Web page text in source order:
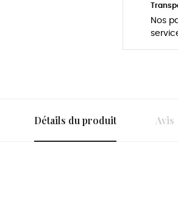
Nos
Détails du produit Avis